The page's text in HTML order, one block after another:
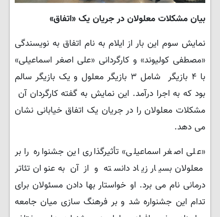
بیان مشکلات معلولان در جریان یک «اتفاق»
نمایش سوم این بار از ایلام به نام اتفاق به نویسندگی
«مصطفی کولیوند» و کارگردانی «علی اصغر اسماعیلی»
با ۴ بازیگر شامل ۳ بازیگر معلول و یک بازیگر سالم
بود که به اجرا درآمد. این نمایش به گفته کارگردان آن
مشکلات معلولان را در جریان یک اتفاق خیابانی نشان
می دهد.
«علی اصغر اسماعیلی» تأثیرگذاری این جشنواره را بر
معلولان بسیار زیاد دانسته و از آن به عنوان تئاتر
درمانی نام می برد. او خواستار بها دادن مسئولان برای
تدام این جشنواره شد و بر فرهنگ سازی میان جامعه